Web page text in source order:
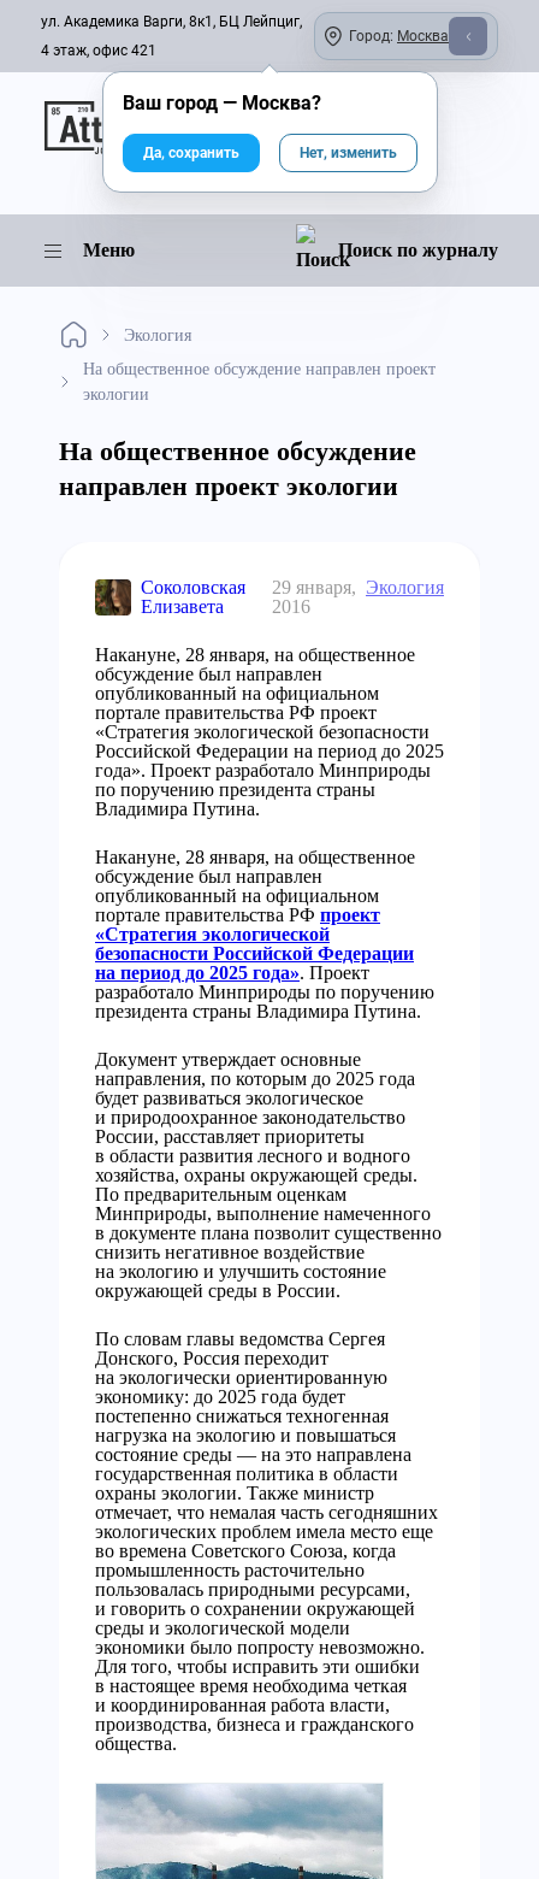
ул. Академика Варги, 8к1, БЦ Лейпциг,
4 этаж, офис 421
Город: Москва
Онлайн-журнал
Меню Поиск по журналу
Экология
На общественное обсуждение направлен проект
экологии
На общественное обсуждение
направлен проект экологии
Соколовская
Елизавета
29 января,
2016
Экология
Накануне, 28 января, на общественное
обсуждение был направлен
опубликованный на официальном
портале правительства РФ проект
«Стратегия экологической безопасности
Российской Федерации на период до 2025
года». Проект разработало Минприроды
по поручению президента страны
Владимира Путина.
Накануне, 28 января, на общественное
обсуждение был направлен
опубликованный на официальном
портале правительства РФ проект
«Стратегия экологической
безопасности Российской Федерации
на период до 2025 года». Проект
разработало Минприроды по поручению
президента страны Владимира Путина.
Документ утверждает основные
направления, по которым до 2025 года
будет развиваться экологическое
и природоохранное законодательство
России, расставляет приоритеты
в области развития лесного и водного
хозяйства, охраны окружающей среды.
По предварительным оценкам
Минприроды, выполнение намеченного
в документе плана позволит существенно
снизить негативное воздействие
на экологию и улучшить состояние
окружающей среды в России.
По словам главы ведомства Сергея
Донского, Россия переходит
на экологически ориентированную
экономику: до 2025 года будет
постепенно снижаться техногенная
нагрузка на экологию и повышаться
состояние среды — на это направлена
государственная политика в области
охраны экологии. Также министр
отмечает, что немалая часть сегодняшних
экологических проблем имела место еще
во времена Советского Союза, когда
промышленность расточительно
пользовалась природными ресурсами,
и говорить о сохранении окружающей
среды и экологической модели
экономики было попросту невозможно.
Для того, чтобы исправить эти ошибки
в настоящее время необходима четкая
и координированная работа власти,
производства, бизнеса и гражданского
общества.
Ваш город — Москва?
Да, сохранить Нет, изменить